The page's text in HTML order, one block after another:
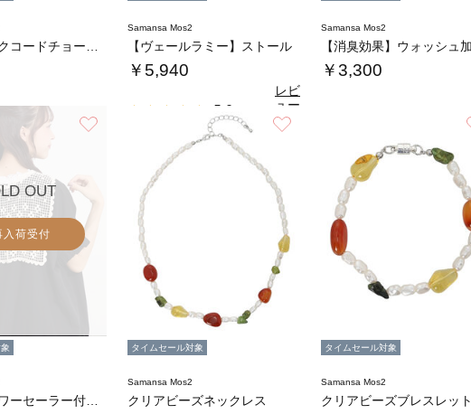
Samansa Mos2
【ヴェールラミー】ストール
￥5,940
5.0
レビ
ュー
を見
る
Samansa Mos2
￥3,300
OUT
入荷受付
タイムセール対象
Samansa Mos2
クリアビーズネックレス
タイムセール対象
Samansa Mos2
クリアビーズブレスレット